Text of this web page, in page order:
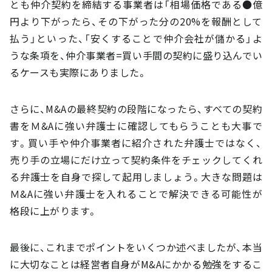
とも仲介契約を締結する事業者は「相場価格である●億
円より下がったら、その下がった分の20%を報酬として
払う」といった、「安くすることで仲介会社が儲かる」よ
うな条項を、仲介事業者=買い手間の契約に盛り込んでい
るケースも実際にありました。
さらに、M&Aの最終契約の段階になったら、すべての契約
書をＭ&Aに強い弁護士に確認してもらうことも大事で
す。買い手や仲介事業者に紹介された弁護士ではなく、
売り手の立場にだけ立って契約条件をチェックしてくれ
る弁護士を自身で探して起用しましょう。大きな問題は
Ｍ&Aに強い弁護士を入れることで解決できる可能性が
格段に上がります。
最後に、これまでポイントをいくつか述べましたが、本当
に大切なことは経営者自身がM&Aにかかる勉強をするこ